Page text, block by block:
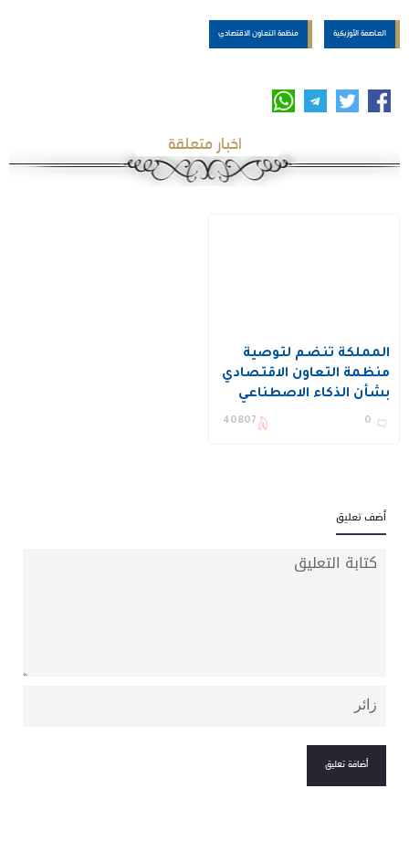
العاصمة الأوزبكية منظمة التعاون الاقتصادي
اخبار متعلقة
المملكة تنضم لتوصية
منظمة التعاون الاقتصادي
بشأن الذكاء الاصطناعي
عبر «سدايا»
0
40807
أضف تعليق